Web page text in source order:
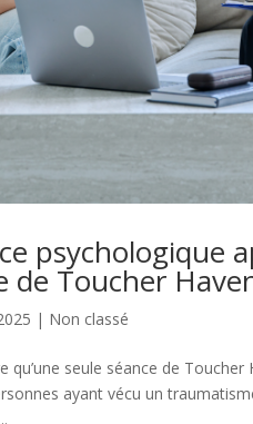
psychologique
de Toucher
| Non classé
qu’une seule séance de
ayant vécu un